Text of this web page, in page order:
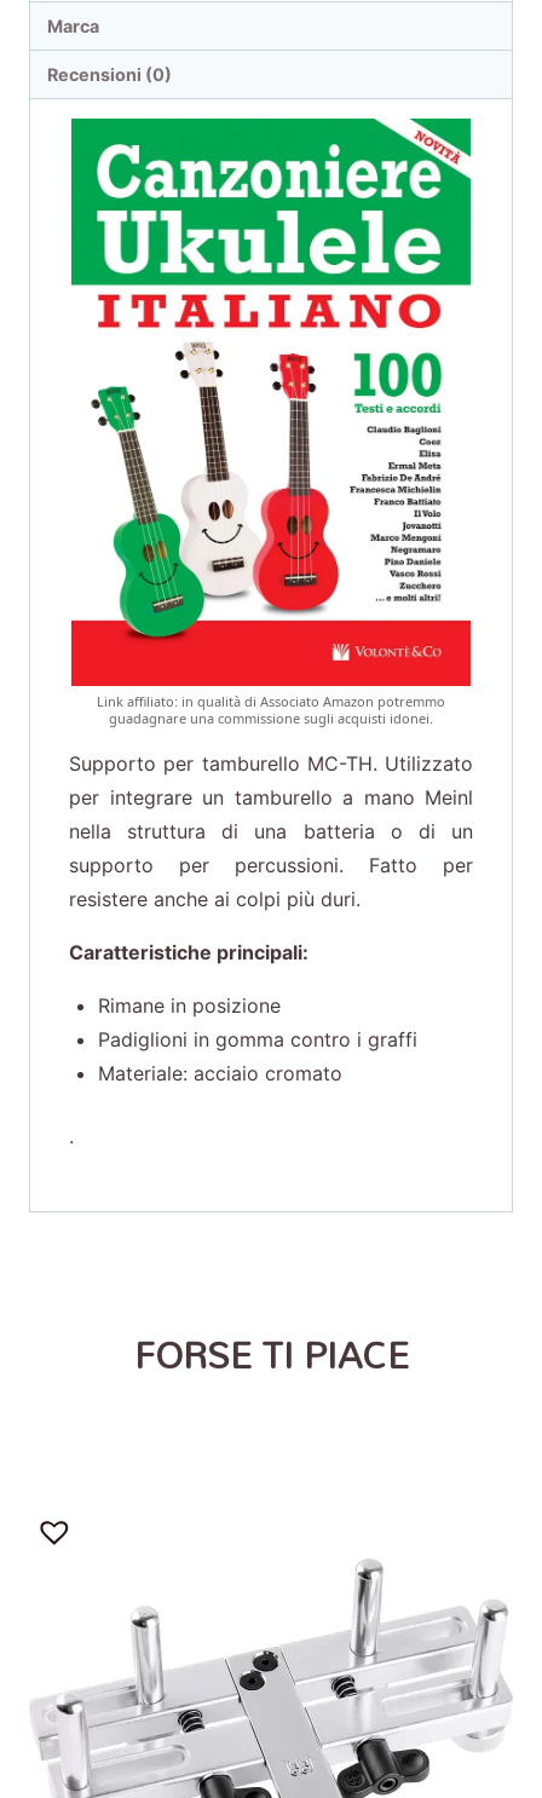
Marca
Recensioni (0)
Link affiliato: in qualità di Associato Amazon potremmo
guadagnare una commissione sugli acquisti idonei.
Supporto per tamburello MC-TH. Utilizzato
per integrare un tamburello a mano Meinl
nella struttura di una batteria o di un
supporto per percussioni. Fatto per
resistere anche ai colpi più duri.
Caratteristiche principali:
Rimane in posizione
Padiglioni in gomma contro i graffi
Materiale: acciaio cromato
.
FORSE TI PIACE